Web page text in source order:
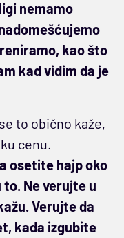
nemamo
kao što
kad vidim da je
to obično kaže,
cenu.
osetite hajp oko
Ne verujte u
Verujte da
kada izgubite